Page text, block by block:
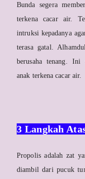
Bunda segera
terkena cacar air.
intruksi kepadanya
terasa gatal.
berusaha tenang. Ini
anak terkena cacar air.
3 Langkah
Propolis adalah zat
diambil dari pucuk